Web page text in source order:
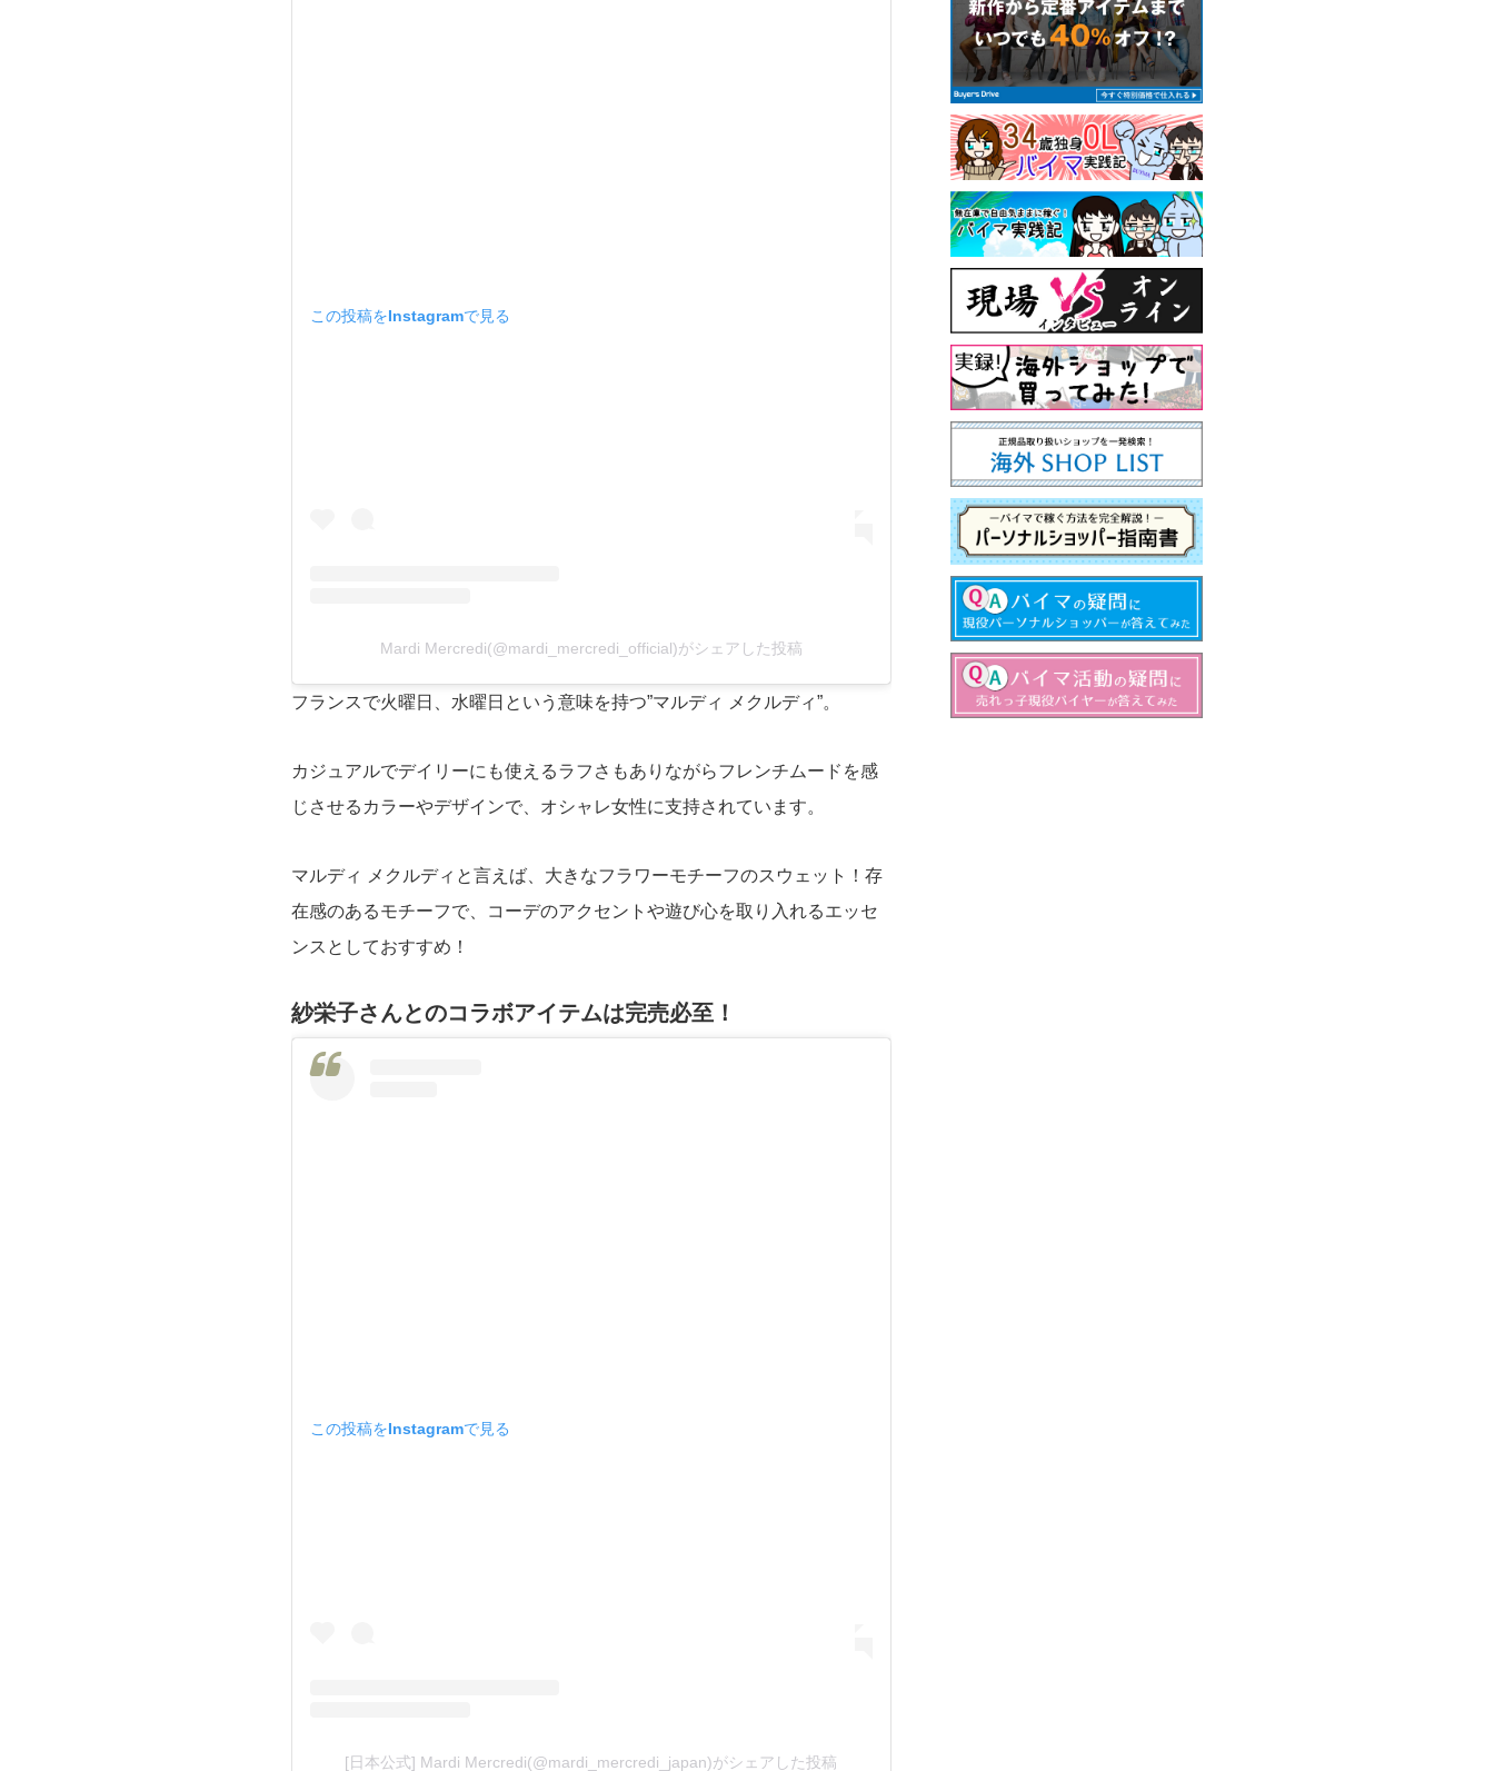
この投稿をInstagramで見る
Mardi Mercredi(@mardi_mercredi_official)がシェアした投稿
フランスで火曜日、水曜日という意味を持つ”マルディ メクルディ”。
カジュアルでデイリーにも使えるラフさもありながらフレンチムードを感
じさせるカラーやデザインで、オシャレ女性に支持されています。
マルディ メクルディと言えば、大きなフラワーモチーフのスウェット！存
在感のあるモチーフで、コーデのアクセントや遊び心を取り入れるエッセ
ンスとしておすすめ！
紗栄子さんとのコラボアイテムは完売必至！
この投稿をInstagramで見る
[日本公式] Mardi Mercredi(@mardi_mercredi_japan)がシェアした投稿